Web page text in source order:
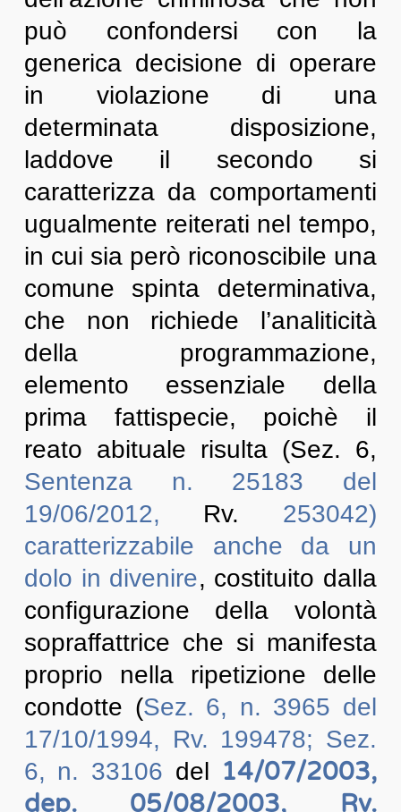
può confondersi con la
generica decisione di operare
in violazione di una
determinata disposizione,
laddove il secondo si
caratterizza da comportamenti
ugualmente reiterati nel tempo,
in cui sia però riconoscibile una
comune spinta determinativa,
che non richiede l’analiticità
della programmazione,
elemento essenziale della
prima fattispecie, poichè il
reato abituale risulta (Sez. 6,
Sentenza n. 25183 del
19/06/2012, Rv. 253042)
caratterizzabile anche da un
dolo in divenire, costituito dalla
configurazione della volontà
sopraffattrice che si manifesta
proprio nella ripetizione delle
condotte (Sez. 6, n. 3965 del
17/10/1994, Rv. 199478; Sez.
6, n. 33106 del 14/07/2003,
dep. 05/08/2003, Rv.